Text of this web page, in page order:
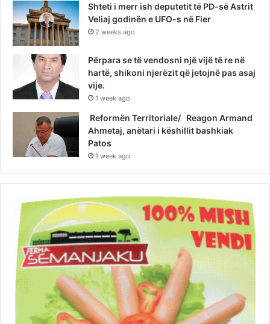
Shteti i merr ish deputetit të PD-së Astrit
Veliaj godinën e UFO-s në Fier
2 weeks ago
Përpara se të vendosni një vijë të re në
hartë, shikoni njerëzit që jetojnë pas asaj
vije.
1 week ago
Reformën Territoriale/ Reagon Armand
Ahmetaj, anëtari i këshillit bashkiak
Patos
1 week ago